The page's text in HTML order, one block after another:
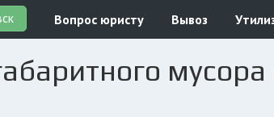
Вопрос юристу Вывоз